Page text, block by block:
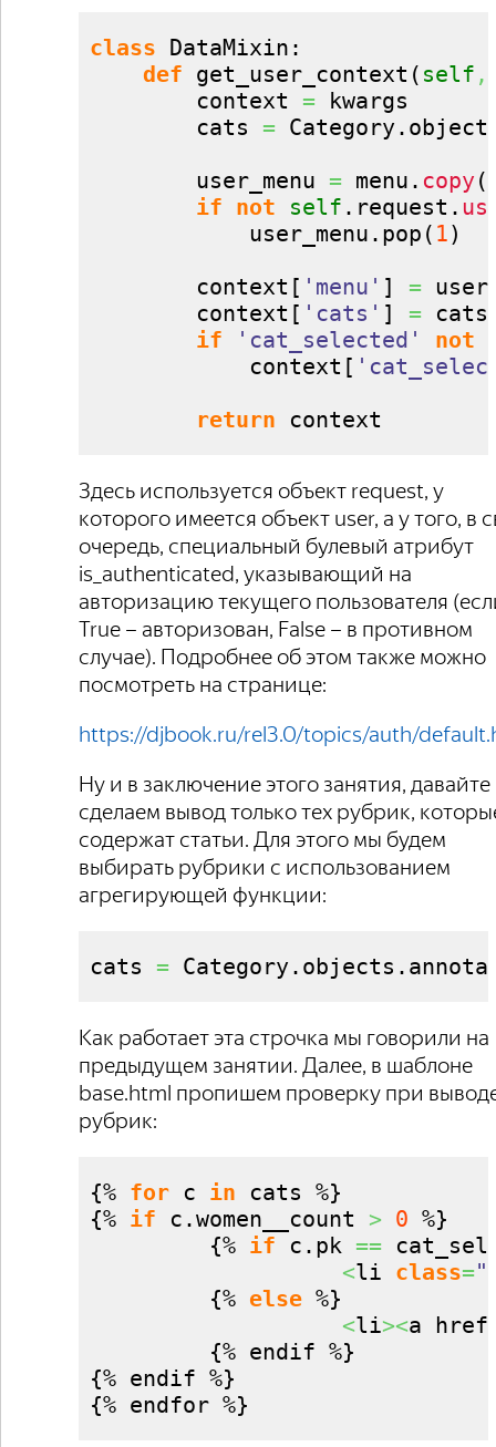
class DataMixin:
def get_user_context ( self ,
context = kwargs
cats = Category.
user_menu = menu. copy (
if not self . request .
user_menu. pop ( 1)
context [ 'menu' ] =
context [ 'cats' ] = cats
if
'cat_selected' not
context [
return context
Здесь используется объект request, у
которого имеется объект user, а у того, в
очередь, специальный булевый атрибут
is_authenticated, указывающий на
авторизацию текущего пользователя
True – авторизован, False – в противном
случае). Подробнее об этом также можно
посмотреть на странице:
https://djbook.ru/rel3.0/topics/auth/
Ну и в заключение этого занятия, давайте
сделаем вывод только тех рубрик,
содержат статьи. Для этого мы будем
выбирать рубрики с использованием
агрегирующей функции:
cats = Category. objects .
Как работает эта строчка мы говорили на
предыдущем занятии. Далее, в шаблоне
base.html пропишем проверку при
рубрик:
{% for c in cats %}
{% if c.women__count > 0 %}
{% if c. pk ==
<li class=
{% else %}
<li><a href
{% endif %}
{% endif %}
{% endfor %}